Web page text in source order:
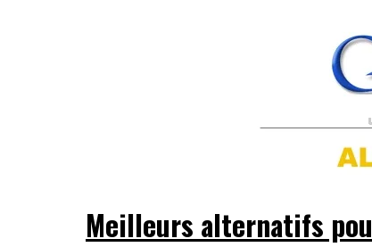
Meilleurs alternatifs